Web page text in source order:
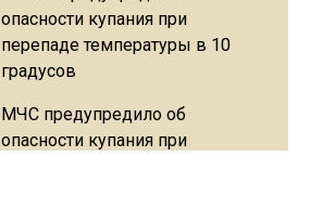
МЧС предупредило об
опасности купания при